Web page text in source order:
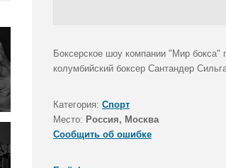
Боксерское шоу компании "Мир
колумбийский боксер Сантандер
Категория: Спорт
Место: Россия, Москва
Сообщить об ошибке